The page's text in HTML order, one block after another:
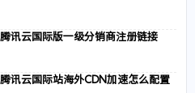
讯云国际版一级分销商注册链接
讯云国际站海外CDN加速怎么配置